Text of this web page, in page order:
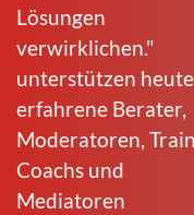
Lösungen
verwirklichen."
unterstützen
erfahrene Berater,
Moderatoren,
Coachs und
Mediatoren